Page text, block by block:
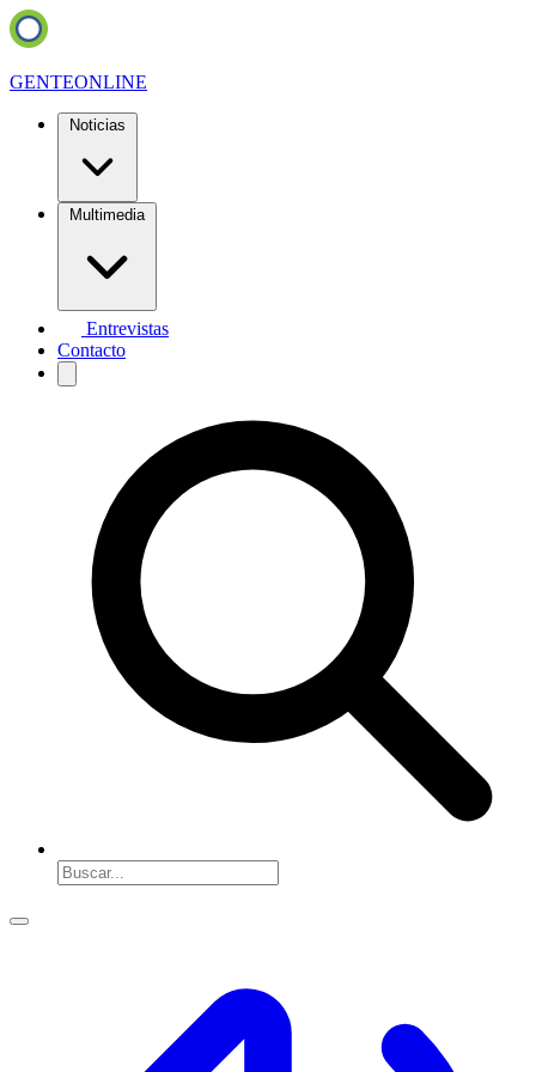
GENTEONLINE
Noticias
Multimedia
Entrevistas
Contacto